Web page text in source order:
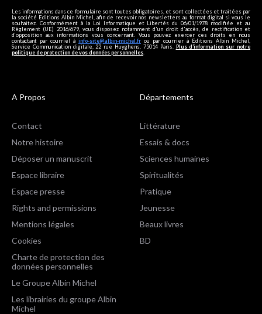
Les informations dans ce formulaire sont toutes obligatoires, et sont collectées et traitées par
la société Editions Albin Michel, afin de recevoir nos newsletters au format digital si vous le
souhaitez. Conformément à la Loi Informatique et Libertés du 06/01/1978 modifiée et au
Règlement (UE) 2016/679, vous disposez notamment d'un droit d'accès, de rectification et
d’opposition aux informations vous concernant. Vous pouvez exercer ces droits en nous
contactant par courriel à info-site@albin-michel.fr ou par courrier à Editions Albin Michel,
Service Communication digitale, 22 rue Huyghens, 75014 Paris. Plus d’information sur notre
politique de protection de vos données personnelles
A Propos
Contact
Notre histoire
Déposer un manuscrit
Espace libraire
Espace presse
Rights and permissions
Mentions légales
Cookies
Charte de protection des
données personnelles
Le Groupe Albin Michel
Les librairies du groupe Albin
Michel
Départements
Littérature
Essais & docs
Sciences humaines
Spiritualités
Pratique
Jeunesse
Beaux livres
BD